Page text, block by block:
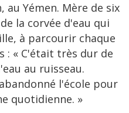
au Yémen. Mère de six
la corvée d'eau qui
à parcourir chaque
: « C'était très dur de
au ruisseau.
l'école pour
quotidienne. »